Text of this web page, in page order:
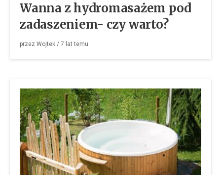
Wanna z hydromasażem pod
zadaszeniem- czy warto?
przez Wojtek / 7 lat temu